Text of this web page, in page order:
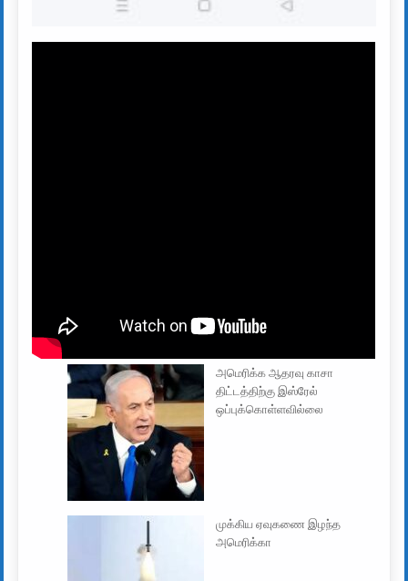
அமெரிக்க ஆதரவு காசா
திட்டத்திற்கு இஸ்ரேல்
ஒப்புக்கொள்ளவில்லை
முக்கிய ஏவுகணை இழந்த
அமெரிக்கா